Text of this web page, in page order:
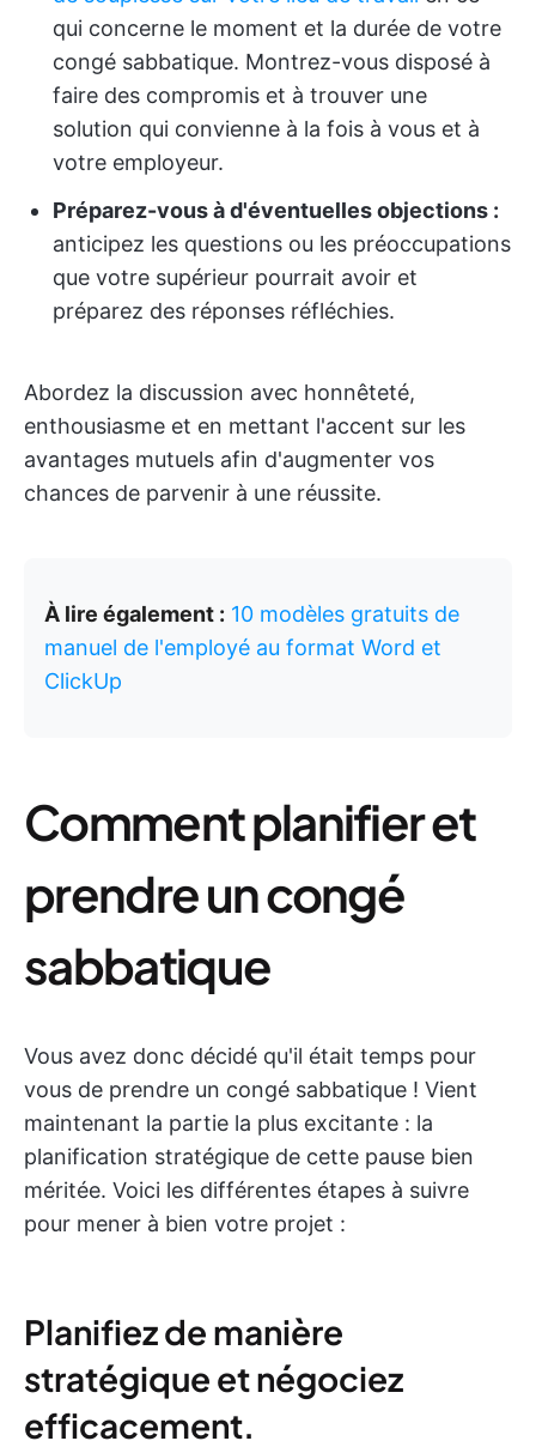
qui concerne le moment et la durée de votre
congé sabbatique. Montrez-vous disposé à
faire des compromis et à trouver une
solution qui convienne à la fois à vous et à
votre employeur.
Préparez-vous à d'éventuelles objections :
anticipez les questions ou les préoccupations
que votre supérieur pourrait avoir et
préparez des réponses réfléchies.
Abordez la discussion avec honnêteté,
enthousiasme et en mettant l'accent sur les
avantages mutuels afin d'augmenter vos
chances de parvenir à une réussite.
À lire également : 10 modèles gratuits de
manuel de l'employé au format Word et
ClickUp
Comment planifier et
prendre un congé
sabbatique
Vous avez donc décidé qu'il était temps pour
vous de prendre un congé sabbatique ! Vient
maintenant la partie la plus excitante : la
planification stratégique de cette pause bien
méritée. Voici les différentes étapes à suivre
pour mener à bien votre projet :
Planifiez de manière
stratégique et négociez
efficacement.